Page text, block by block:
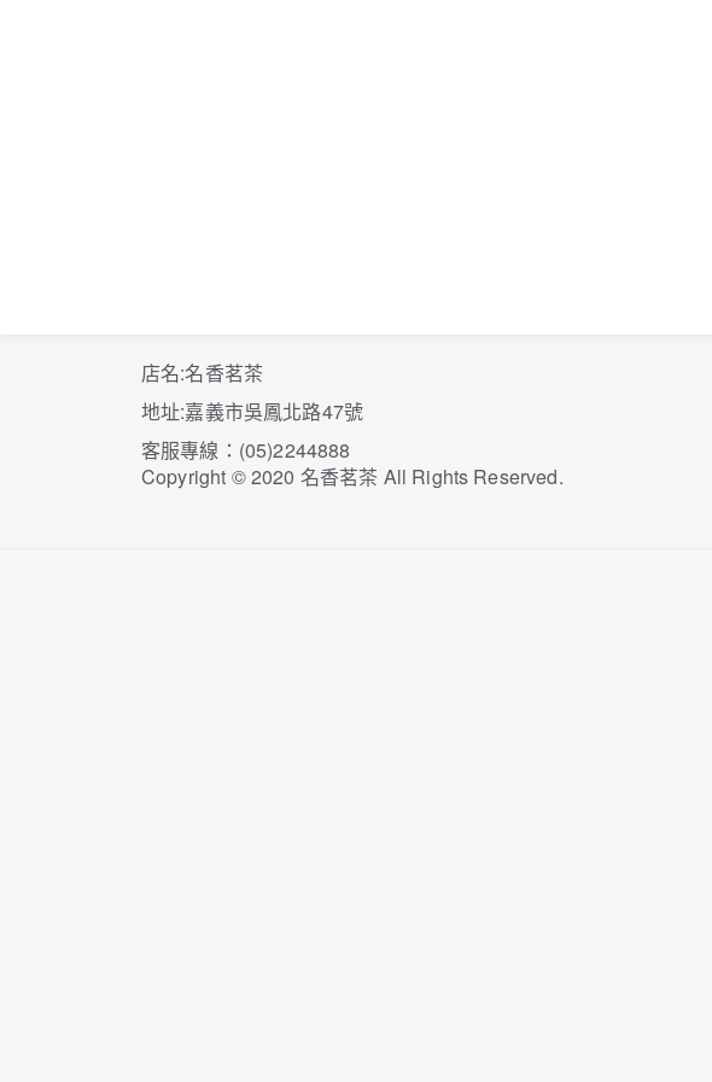
店名:名香茗茶
地址:嘉義市吳鳳北路47號
客服專線：(05)2244888
Copyright ©2020 名香茗茶 All Rights Reserved.